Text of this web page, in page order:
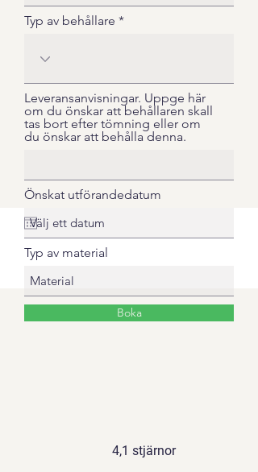
Typ av behållare
Leveransanvisningar. Uppge här
om du önskar att behållaren skall
tas bort efter tömning eller om
du önskar att behålla denna.
Önskat utförandedatum
Typ av material
Boka
4,1 stjärnor